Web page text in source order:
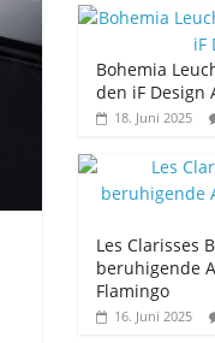
Bohemia
den iF Design
18. Juni 2025
Les Clarisses
beruhigende
Flamingo
16. Juni 2025